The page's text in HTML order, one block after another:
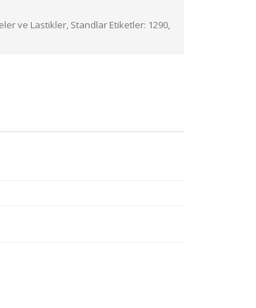
ve Lastikler, Standlar Etiketler: 1290,